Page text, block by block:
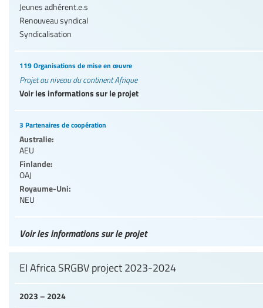
Jeunes adhérent.e.s
Renouveau syndical
Syndicalisation
119 Organisations de mise en œuvre
Projet au niveau du continent Afrique
Voir les informations sur le projet
3 Partenaires de coopération
Australie:
AEU
Finlande:
OAJ
Royaume-Uni:
NEU
Voir les informations sur le projet
2023 – 2024
EI Africa SRGBV project 2023-2024